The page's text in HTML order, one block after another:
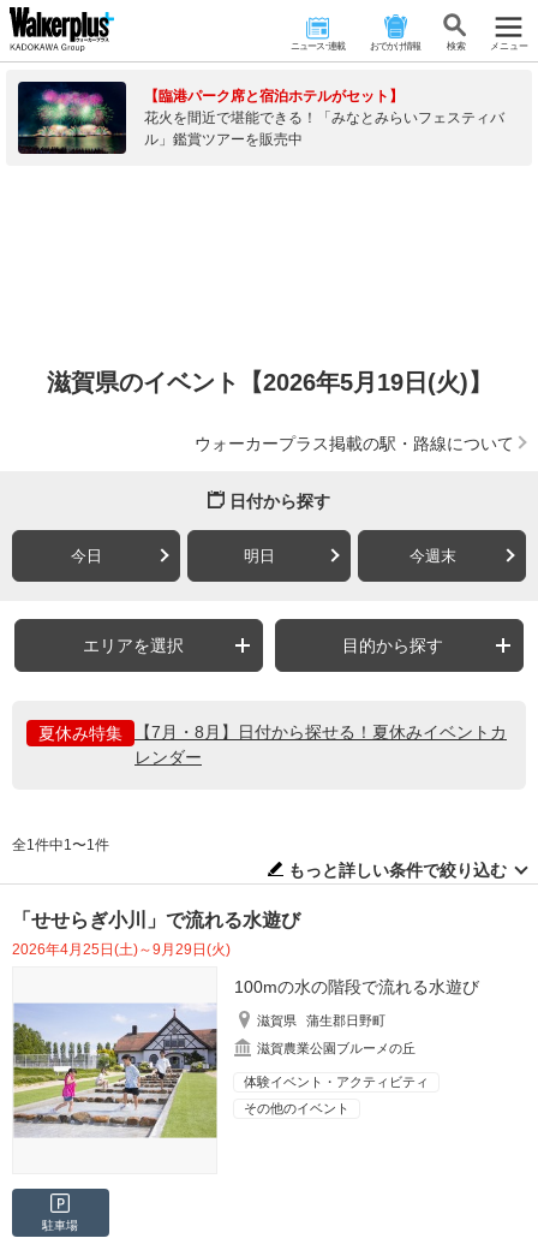
ニュース･連載 おでかけ情報 検 索 メニュー
【臨港パーク席と宿泊ホテルがセット】
花火を間近で堪能できる！「みなとみらいフェスティバ
ル」鑑賞ツアーを販売中
滋賀県のイベント【2026年5月19日(火)】
ウォーカープラス掲載の駅・路線について
日付から探す
今日 明日 今週末
エリアを選択 目的から探す
夏休み特集
【7月・8月】日付から探せる！夏休みイベントカ
レンダー
全1件中1〜1件
もっと詳しい条件で絞り込む
「せせらぎ小川」で流れる水遊び
2026年4月25日(土)～9月29日(火)
100mの水の階段で流れる水遊び
滋賀県
蒲生郡日野町
滋賀農業公園ブルーメの丘
体験イベント・アクティビティ
その他のイベント
駐車場